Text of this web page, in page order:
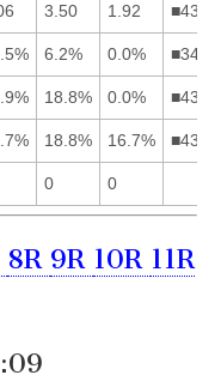
3.50 1.92
6.2% 0.0%
18.8% 0.0%
18.8% 16.7%
0 0
8R 9R 10R 11R